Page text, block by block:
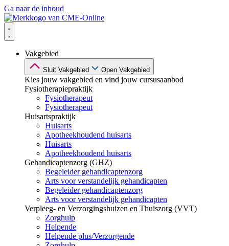
Ga naar de inhoud
Vakgebied
Sluit Vakgebied Open Vakgebied
Kies jouw vakgebied en vind jouw cursusaanbod
Fysiotherapiepraktijk
Fysiotherapeut
Fysiotherapeut
Huisartspraktijk
Huisarts
Apotheekhoudend huisarts
Huisarts
Apotheekhoudend huisarts
Gehandicaptenzorg (GHZ)
Begeleider gehandicaptenzorg
Arts voor verstandelijk gehandicapten
Begeleider gehandicaptenzorg
Arts voor verstandelijk gehandicapten
Verpleeg- en Verzorgingshuizen en Thuiszorg (VVT)
Zorghulp
Helpende
Helpende plus/Verzorgende